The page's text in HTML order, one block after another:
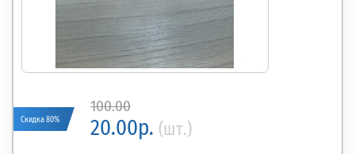
Скидка 80%
100.00
20.00р. (шт.)